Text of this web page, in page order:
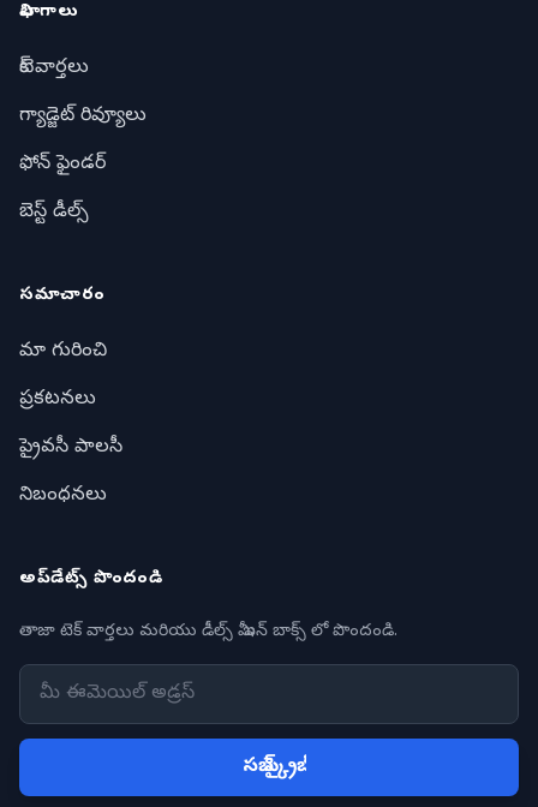
విభాగాలు
టెక్ వార్తలు
గ్యాడ్జెట్ రివ్యూలు
ఫోన్ ఫైండర్
బెస్ట్ డీల్స్
సమాచారం
మా గురించి
ప్రకటనలు
ప్రైవసీ పాలసీ
నిబంధనలు
అప్‌డేట్స్ పొందండి
తాజా టెక్ వార్తలు మరియు డీల్స్ మీ ఇన్ బాక్స్ లో పొందండి.
సబ్ స్క్రైబ్